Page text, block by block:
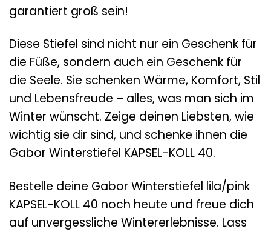
garantiert groß sein!
Diese Stiefel sind nicht nur ein Geschenk für
die Füße, sondern auch ein Geschenk für
die Seele. Sie schenken Wärme, Komfort, Stil
und Lebensfreude – alles, was man sich im
Winter wünscht. Zeige deinen Liebsten, wie
wichtig sie dir sind, und schenke ihnen die
Gabor Winterstiefel KAPSEL-KOLL 40.
Bestelle deine Gabor Winterstiefel lila/pink
KAPSEL-KOLL 40 noch heute und freue dich
auf unvergessliche Wintererlebnisse. Lass